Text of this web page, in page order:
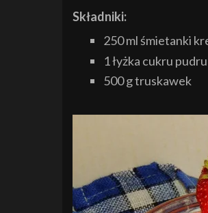
Składniki:
250 ml śmietanki
1 łyżka cukru
500 g truskawek